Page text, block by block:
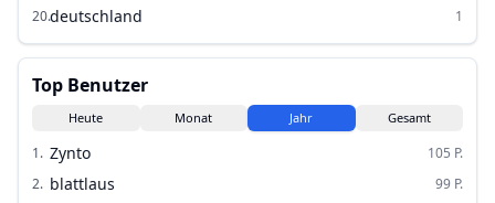
20.deutschland 1
Top Benutzer
Heute Monat Jahr Gesamt
1. Zynto 105 P.
2. blattlaus 99 P.